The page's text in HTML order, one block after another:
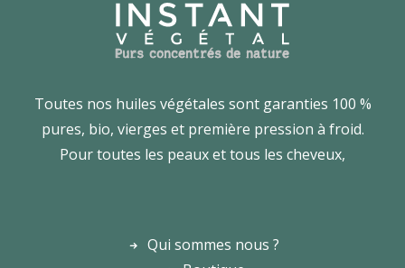
Toutes nos huiles végétales sont garanties 100 %
pures, bio, vierges et première pression à froid.
Pour toutes les peaux et tous les cheveux,
Qui sommes nous ?